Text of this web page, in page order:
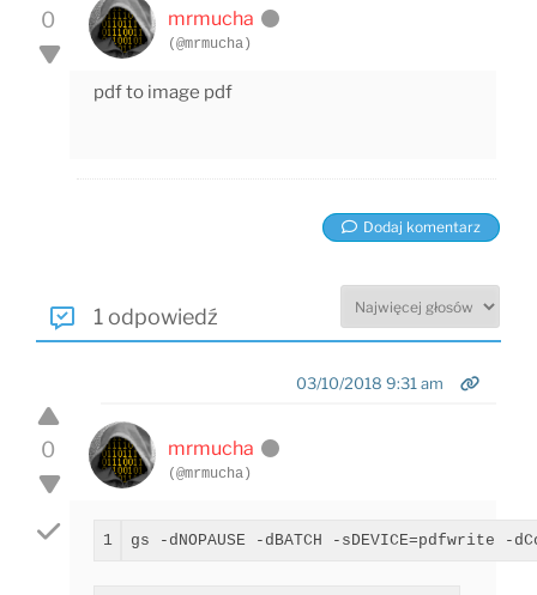
0 mrmucha
(@mrmucha)
pdf to image pdf
Dodaj komentarz
1 odpowiedź
0
03/10/2018 9:31 am
mrmucha
(@mrmucha)
1 gs - dNOPAUSE - dBATCH - sDEVICE=pdfwrite -